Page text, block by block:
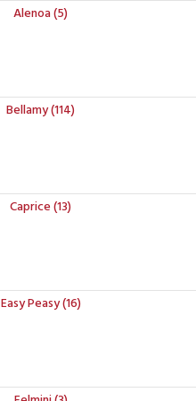
Alenoa (5)
Bellamy (114)
Caprice (13)
Easy Peasy (16)